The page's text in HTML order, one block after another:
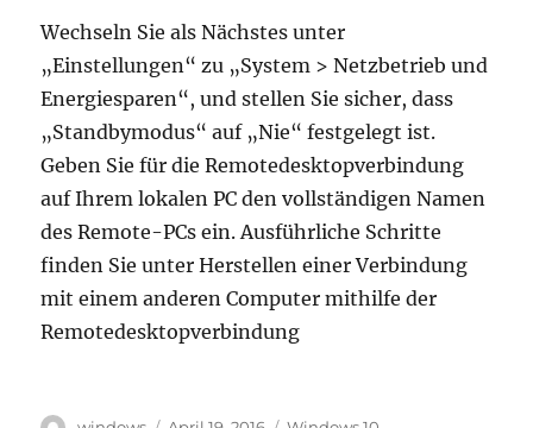
Wechseln Sie als Nächstes unter
„Einstellungen“ zu „System > Netzbetrieb und
Energiesparen“, und stellen Sie sicher, dass
„Standbymodus“ auf „Nie“ festgelegt ist.
Geben Sie für die Remotedesktopverbindung
auf Ihrem lokalen PC den vollständigen Namen
des Remote-PCs ein. Ausführliche Schritte
finden Sie unter Herstellen einer Verbindung
mit einem anderen Computer mithilfe der
Remotedesktopverbindung